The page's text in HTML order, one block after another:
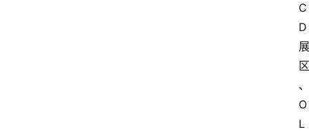
C
D
展
区
、
O
L